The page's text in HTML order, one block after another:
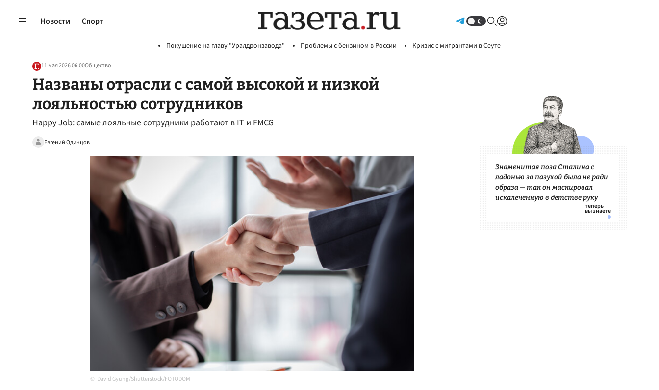
Новости Спорт
Покушение на главу "Уралдронзавода" Проблемы с бензином в России Кризис с мигрантами в Сеуте
11 мая 2026 06:00Общество
Названы отрасли с самой высокой и низкой
лояльностью сотрудников
Happy Job: самые лояльные сотрудники работают в IT и FMCG
Евгений Одинцов
David Gyung/Shutterstock/FOTODOM
Знаменитая поза Сталина с
ладонью за пазухой была не ради
образа — так он маскировал
искалеченную в детстве руку